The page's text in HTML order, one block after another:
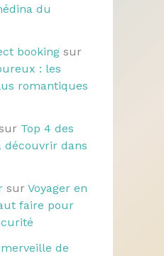
du
booking sur
: les
romantiques
Top 4 des
découvrir dans
sur Voyager en
faire pour
de